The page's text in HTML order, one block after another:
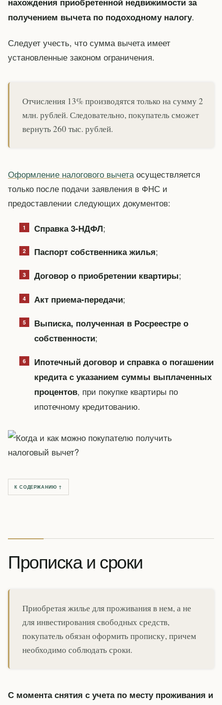
получением вычета по подоходному налогу.
Следует учесть, что сумма вычета имеет
установленные законом ограничения.
Отчисления 13% производятся только на сумму 2
млн. рублей. Следовательно, покупатель сможет
вернуть 260 тыс. рублей.
Оформление налогового вычета осуществляется
только после подачи заявления в ФНС и
предоставлении следующих документов:
Справка 3-НДФЛ;
Паспорт собственника жилья;
Договор о приобретении квартиры;
Акт приема-передачи;
Выписка, полученная в Росреестре о
собственности;
Ипотечный договор и справка о погашении
кредита с указанием суммы выплаченных
процентов, при покупке квартиры по
ипотечному кредитованию.
К СОДЕРЖАНИЮ ↑
Прописка и сроки
Приобретая жилье для проживания в нем, а не
для инвестирования свободных средств,
покупатель обязан оформить прописку, причем
необходимо соблюдать сроки.
С момента снятия с учета по месту проживания и